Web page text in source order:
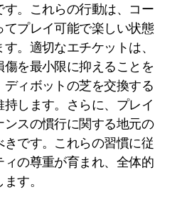
。これらの行動は、コー
プレイ可能で楽しい状態
。適切なエチケットは、
を最小限に抑えることを
ィボットの芝を交換する
します。さらに、プレイ
スの慣行に関する地元の
です。これらの習慣に従
ィの尊重が育まれ、全体的
す。